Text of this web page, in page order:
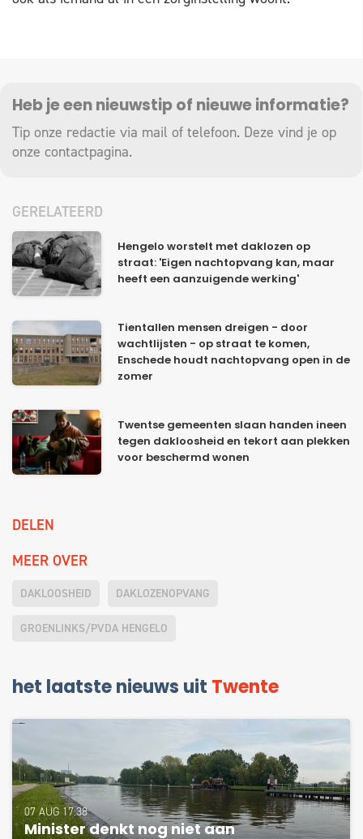
Heb je een nieuwstip of nieuwe informatie?
Tip onze redactie via mail of telefoon. Deze vind je op
onze contactpagina.
GERELATEERD
Hengelo worstelt met daklozen op
straat: 'Eigen nachtopvang kan, maar
heeft een aanzuigende werking'
Tientallen mensen dreigen - door
wachtlijsten - op straat te komen,
Enschede houdt nachtopvang open in de
zomer
Twentse gemeenten slaan handen ineen
tegen dakloosheid en tekort aan plekken
voor beschermd wonen
DELEN
MEER OVER
DAKLOOSHEID DAKLOZENOPVANG
GROENLINKS/PVDA HENGELO
het laatste nieuws uit Twente
07 AUG 17:38
Minister denkt nog niet aan